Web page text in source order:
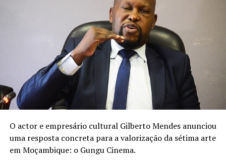
“O leite materno é precioso
e é o melhor do mundo nos
primeiros seis meses de
vida do bebé”, reforça a
artista na publicação.
A Semana Mundial do Aleitamento Materno decorre
O actor e empresário cultural Gilberto Mendes anunciou
uma resposta concreta para a valorização da sétima arte
em Moçambique: o Gungu Cinema.